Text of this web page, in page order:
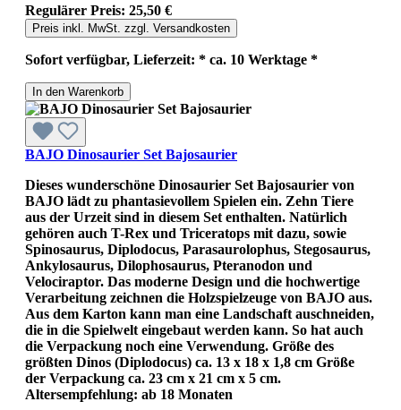
Regulärer Preis: 25,50 €
Preis inkl. MwSt. zzgl. Versandkosten
Sofort verfügbar, Lieferzeit: * ca. 10 Werktage *
In den Warenkorb
BAJO Dinosaurier Set Bajosaurier
Dieses wunderschöne Dinosaurier Set Bajosaurier von
BAJO lädt zu phantasievollem Spielen ein. Zehn Tiere
aus der Urzeit sind in diesem Set enthalten. Natürlich
gehören auch T-Rex und Triceratops mit dazu, sowie
Spinosaurus, Diplodocus, Parasaurolophus, Stegosaurus,
Ankylosaurus, Dilophosaurus, Pteranodon und
Velociraptor. Das moderne Design und die hochwertige
Verarbeitung zeichnen die Holzspielzeuge von BAJO aus.
Aus dem Karton kann man eine Landschaft auschneiden,
die in die Spielwelt eingebaut werden kann. So hat auch
die Verpackung noch eine Verwendung. Größe des
größten Dinos (Diplodocus) ca. 13 x 18 x 1,8 cm Größe
der Verpackung ca. 23 cm x 21 cm x 5 cm.
Altersempfehlung: ab 18 Monaten